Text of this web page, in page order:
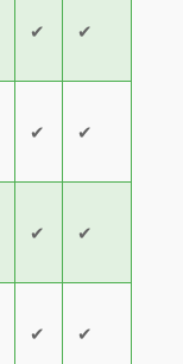
✔ ✔
✔ ✔
✔ ✔
✔ ✔